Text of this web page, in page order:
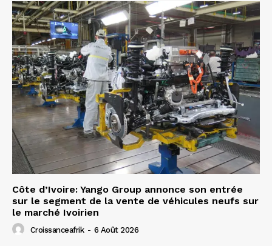
Côte d’Ivoire: Yango Group annonce son entrée
sur le segment de la vente de véhicules neufs sur
le marché Ivoirien
Croissanceafrik - 6 Août 2026